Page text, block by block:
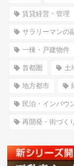
賃貸経営・管理
サラリーマンの
一棟・戸建物件
首都圏 土
地方都市
民泊・インバウ
再開発・街づく